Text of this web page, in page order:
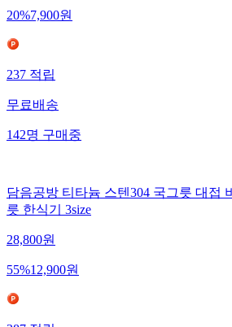
20%7,900원
237적립
무료배송
142명구매중
담음공방 티타늄 스텐304 국그릇 대접
릇 한식기 3size
28,800원
55%12,900원